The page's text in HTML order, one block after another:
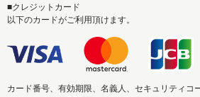
■クレジットカード
以下のカードがご利用頂けます。
カード番号、有効期限、名義人、セキュリティコ